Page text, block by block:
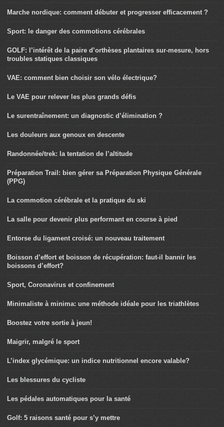
Marche nordique: comment débuter et progresser efficacement ?
Sport: le danger des commotions cérébrales
GOLF: l’intérêt de la paire d’orthèses plantaires sur-mesure, hors
troubles statiques classiques
VAE: comment bien choisir son vélo électrique?
Le VAE pour relever les plus grands défis
Le surentraînement: un diagnostic d’élimination ?
Les douleurs aux genoux en descente
Randonnée/trek: la tentation de l’altitude
Préparation Trail: bien gérer sa Préparation Physique Générale
(PPG)
La commotion cérébrale et la pratique du ski
La salle pour devenir plus performant en course à pied
Entorse du ligament croisé: un nouveau traitement
Boisson d’effort et boisson de récupération: faut-il bannir les
boissons d’effort?
Sport, Coronavirus et confinement
Minimaliste à minima: une méthode idéale pour les triathlètes
Boostez votre sortie à jeun!
Maigrir, malgré le sport
L’index glycémique: un indice nutritionnel encore valable?
Les blessures du cycliste
Les pédales automatiques pour la santé
Golf: 5 raisons santé pour s’y mettre